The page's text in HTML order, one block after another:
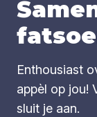
Enthousiast
appèl op jou!
sluit je aan.